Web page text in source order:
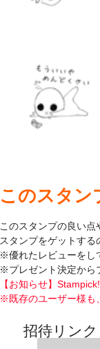
このスタン
このスタンプの良い
スタンプをゲットする
※優れたレビューをし
※プレゼント決定から
【お知らせ】
※既存のユーザー様も
招待リン